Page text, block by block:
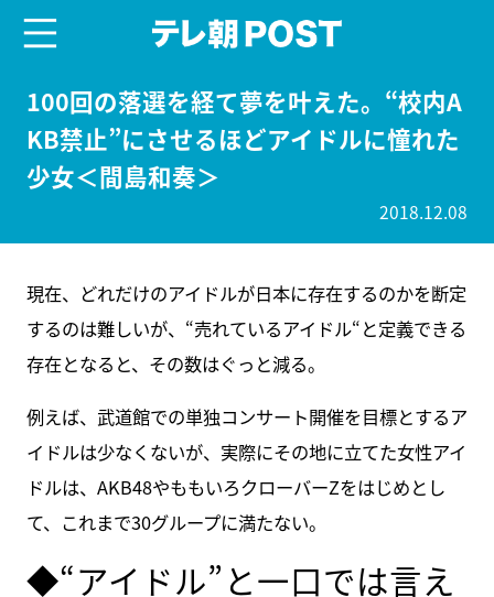
100回の落選を経て夢を叶えた。“校内A
KB禁止”にさせるほどアイドルに憧れた
少女＜間島和奏＞
2018.12.08
現在、どれだけのアイドルが日本に存在するのかを断定
するのは難しいが、“売れているアイドル“と定義できる
存在となると、その数はぐっと減る。
例えば、武道館での単独コンサート開催を目標とするア
イドルは少なくないが、実際にその地に立てた女性アイ
ドルは、AKB48やももいろクローバーZをはじめとし
て、これまで30グループに満たない。
◆“アイドル”と一口では言え